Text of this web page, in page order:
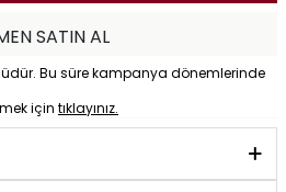
SATIN AL
Bu süre kampanya dönemlerinde
için tıklayınız.